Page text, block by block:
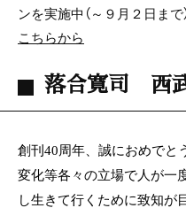
ンを実施中（～９月２日ま
こちらから
落合寛司 西
創刊 40周年、誠におめでと
変化等各々の立場で人が一
し生きて行くために致知が